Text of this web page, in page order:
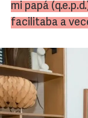
mi papá
facilitaba a